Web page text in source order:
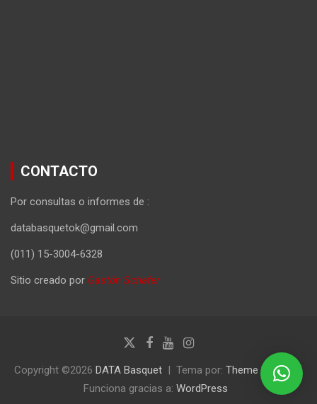
CONTACTO
Por consultas o informes de :
databasquetok@gmail.com
(011) 15-3004-6328
Sitio creado por Gastón Schafer
Copyright ©2026 DATA Basquet Tema por: Theme Horse
Funciona gracias a: WordPress